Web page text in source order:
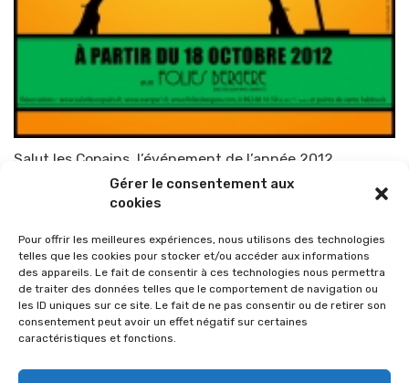
Gérer le consentement aux
cookies
Pour offrir les meilleures expériences, nous utilisons des technologies
telles que les cookies pour stocker et/ou accéder aux informations
des appareils. Le fait de consentir à ces technologies nous permettra
de traiter des données telles que le comportement de navigation ou
les ID uniques sur ce site. Le fait de ne pas consentir ou de retirer son
consentement peut avoir un effet négatif sur certaines
caractéristiques et fonctions.
Salut les Copains, l’événement de l’année 2012
TOP-PARENTS 12 février 2012